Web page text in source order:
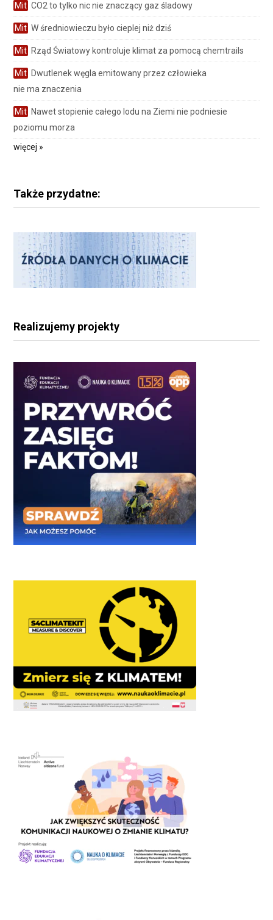
Mit CO2 to tylko nic nie znaczący gaz śladowy
Mit W średniowieczu było cieplej niż dziś
Mit Rząd Światowy kontroluje klimat za pomocą chemtrails
Mit Dwutlenek węgla emitowany przez człowieka
nie ma znaczenia
Mit Nawet stopienie całego lodu na Ziemi nie podniesie
poziomu morza
więcej »
Także przydatne:
Realizujemy projekty